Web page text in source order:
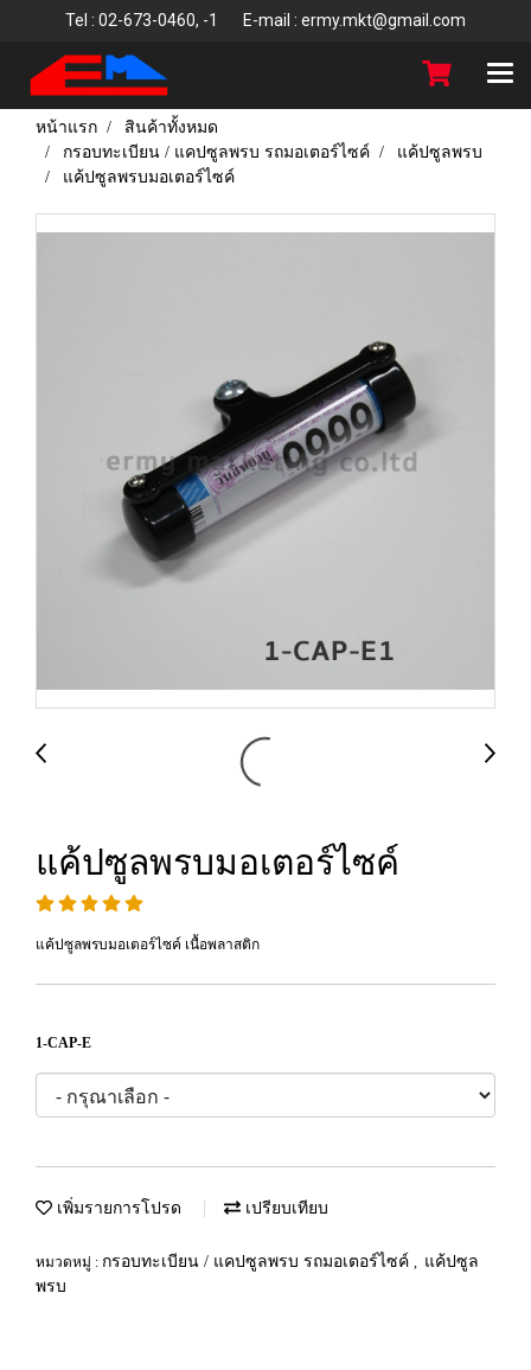
Tel : 02-673-0460, -1 E-mail : ermy.mkt@gmail.com
หน้าแรก
สินค้าทั้งหมด
กรอบทะเบียน / แคปซูลพรบ รถมอเตอร์ไซค์
แค้ปซูลพรบ
แค้ปซูลพรบมอเตอร์ไซค์
แค้ปซูลพรบมอเตอร์ไซค์
แค้ปซูลพรบมอเตอร์ไซค์ เนื้อพลาสติก
1-CAP-E
เพิ่มรายการโปรด เปรียบเทียบ
หมวดหมู่ : กรอบทะเบียน / แคปซูลพรบ รถมอเตอร์ไซค์ , แค้ปซูล
พรบ